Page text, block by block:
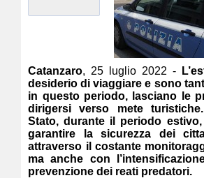
Catanzaro, 25 luglio 2022 -
desiderio di viaggiare e sono
in questo periodo, lasciano le
dirigersi verso mete
Stato, durante il periodo
garantire la sicurezza dei
attraverso il costante
ma anche con
prevenzione dei reati predatori.